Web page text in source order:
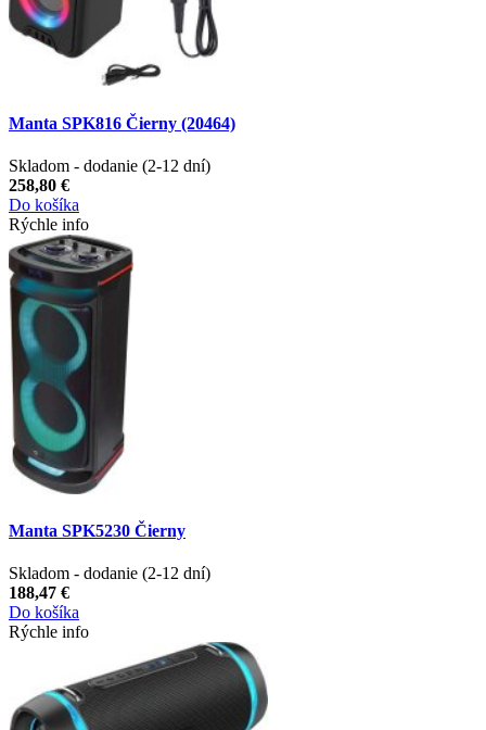
Manta SPK816 Čierny (20464)
Skladom - dodanie (2-12 dní)
258,80 €
Do košíka
Rýchle info
Manta SPK5230 Čierny
Skladom - dodanie (2-12 dní)
188,47 €
Do košíka
Rýchle info